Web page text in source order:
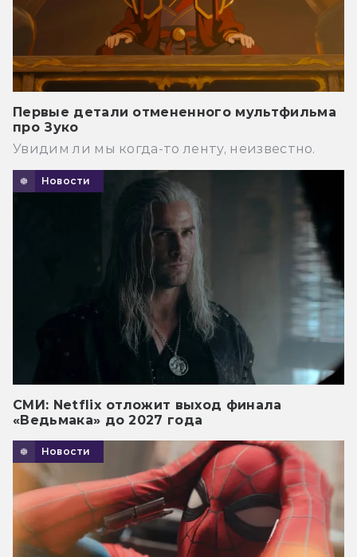
Первые детали отмененного мультфильма
про Зуко
Увидим ли мы когда-то ленту, неизвестно.
Новости
СМИ: Netflix отложит выход финала
«Ведьмака» до 2027 года
Новости